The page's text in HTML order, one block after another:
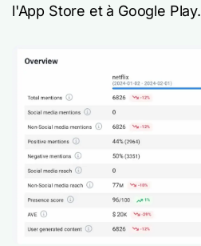
l'App Store et à Google Play.